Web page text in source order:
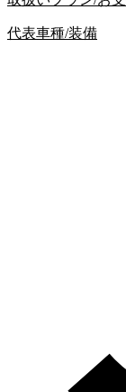
代表車種/装備